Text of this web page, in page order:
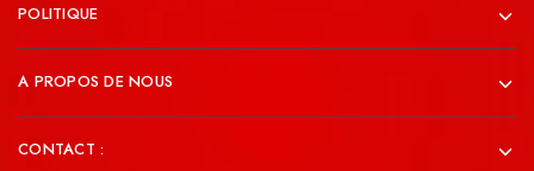
POLITIQUE
A PROPOS DE NOUS
CONTACT :